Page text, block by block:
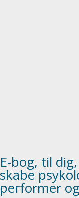
E-bog, til
skabe
performer